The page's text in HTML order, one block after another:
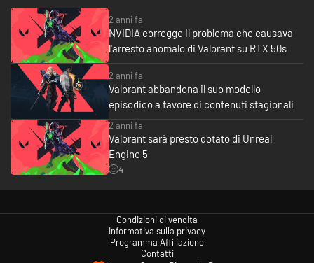
2 anni fa
NVIDIA corregge il problema che causava
l'arresto anomalo di Valorant su RTX 50s
2 anni fa
Valorant abbandona il suo modello
episodico a favore di contenuti stagionali
2 anni fa
Valorant sarà presto dotato di Unreal
Engine 5
4
Condizioni di vendita
Informativa sulla privacy
Programma Affiliazione
Contatti